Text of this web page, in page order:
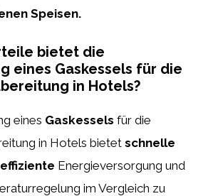
Speisen.
bietet die
eines Gaskessels für die
in Hotels?
eines Gaskessels für die
in Hotels bietet schnelle
effiziente Energieversorgung und
im Vergleich zu